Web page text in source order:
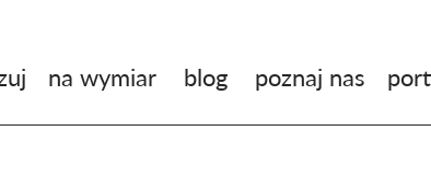
na wymiar blog poznaj nas